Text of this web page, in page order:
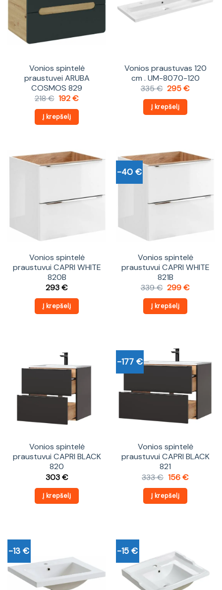
Vonios spintelė
praustuvei ARUBA
COSMOS 829
218€ Original
was:
218 €.
192€Current
is:
192 €.
Į krepšelį
Vonios praustuvas 120
cm . UM-8070-120
335€ Original
was:
335 €.
295€Current
Į krepšelį
Vonios spintelė
praustuvui CAPRI WHITE
820B
293€
Į krepšelį
-40 €
Vonios spintelė
praustuvui CAPRI WHITE
821B
339€ Original
was:
339 €.
299€Current
Į krepšelį
Vonios spintelė
praustuvui CAPRI BLACK
820
303€
Į krepšelį
-177 €
Vonios spintelė
praustuvui CAPRI BLACK
821
333€ Original
was:
333 €.
156€Current
Į krepšelį
-13 € -15 €